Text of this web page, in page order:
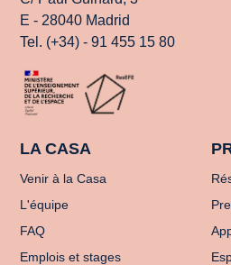
E - 28040 Madrid
Tel. (+34) - 91 455 15 80
LA CASA
Venir à la Casa
L'équipe
FAQ
Emplois et stages